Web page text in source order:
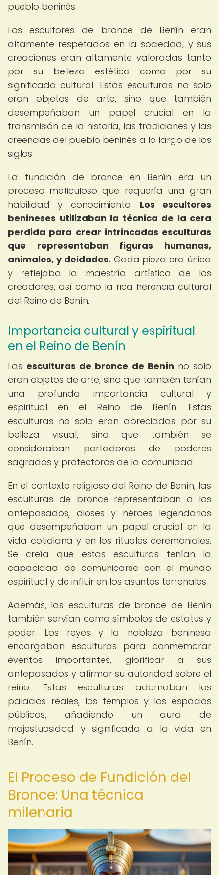
pueblo beninés.
Los escultores de bronce de Benín eran
altamente respetados en la sociedad, y sus
creaciones eran altamente valoradas tanto
por su belleza estética como por su
significado cultural. Estas esculturas no solo
eran objetos de arte, sino que también
desempeñaban un papel crucial en la
transmisión de la historia, las tradiciones y las
creencias del pueblo beninés a lo largo de los
siglos.
La fundición de bronce en Benín era un
proceso meticuloso que requería una gran
habilidad y conocimiento. Los escultores
benineses utilizaban la técnica de la cera
perdida para crear intrincadas esculturas
que representaban figuras humanas,
animales, y deidades. Cada pieza era única
y reflejaba la maestría artística de los
creadores, así como la rica herencia cultural
del Reino de Benín.
Importancia cultural y espiritual
en el Reino de Benín
Las esculturas de bronce de Benín no solo
eran objetos de arte, sino que también tenían
una profunda importancia cultural y
espiritual en el Reino de Benín. Estas
esculturas no solo eran apreciadas por su
belleza visual, sino que también se
consideraban portadoras de poderes
sagrados y protectoras de la comunidad.
En el contexto religioso del Reino de Benín, las
esculturas de bronce representaban a los
antepasados, dioses y héroes legendarios
que desempeñaban un papel crucial en la
vida cotidiana y en los rituales ceremoniales.
Se creía que estas esculturas tenían la
capacidad de comunicarse con el mundo
espiritual y de influir en los asuntos terrenales.
Además, las esculturas de bronce de Benín
también servían como símbolos de estatus y
poder. Los reyes y la nobleza beninesa
encargaban esculturas para conmemorar
eventos importantes, glorificar a sus
antepasados y afirmar su autoridad sobre el
reino. Estas esculturas adornaban los
palacios reales, los templos y los espacios
públicos, añadiendo un aura de
majestuosidad y significado a la vida en
Benín.
El Proceso de Fundición del
Bronce: Una técnica
milenaria